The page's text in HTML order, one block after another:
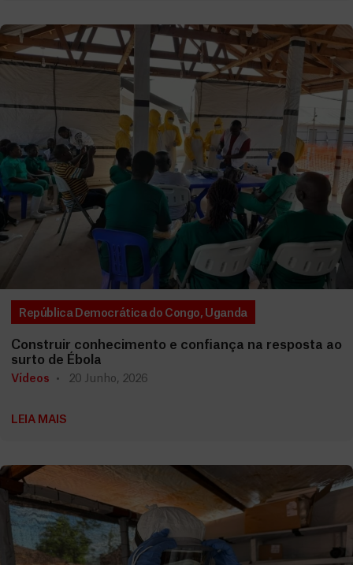
República Democrática do Congo, Uganda
Construir conhecimento e confiança na resposta ao
surto de Ébola
Vídeos 20 Junho, 2026
LEIA MAIS